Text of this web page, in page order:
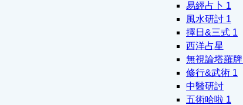
易經占卜 1
風水研討 1
擇日&三式 1
西洋占星
無視論塔羅牌
修行&武術 1
中醫研討
五術哈啦 1